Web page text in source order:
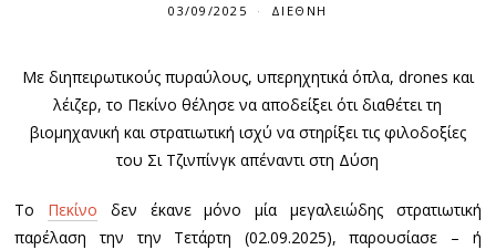
03/09/2025 ΔΙΕΘΝΉ
Με διηπειρωτικούς πυραύλους, υπερηχητικά όπλα, drones και
λέιζερ, το Πεκίνο θέλησε να αποδείξει ότι διαθέτει τη
βιομηχανική και στρατιωτική ισχύ να στηρίξει τις φιλοδοξίες
του Σι Τζινπίνγκ απέναντι στη Δύση
Το Πεκίνο δεν έκανε μόνο μία μεγαλειώδης στρατιωτική
παρέλαση την την Τετάρτη (02.09.2025), παρουσίασε – ή